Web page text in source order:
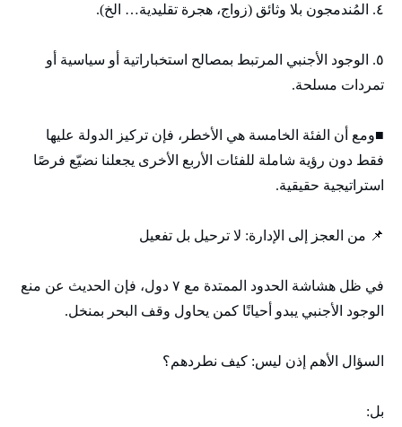
٤. المُندمجون بلا وثائق (زواج، هجرة تقليدية… الخ).
٥. الوجود الأجنبي المرتبط بمصالح استخباراتية أو سياسية أو
تمردات مسلحة.
■ومع أن الفئة الخامسة هي الأخطر، فإن تركيز الدولة عليها
فقط دون رؤية شاملة للفئات الأربع الأخرى يجعلنا نضيّع فرصًا
استراتيجية حقيقية.
📌 من العجز إلى الإدارة: لا ترحيل بل تفعيل
في ظل هشاشة الحدود الممتدة مع ٧ دول، فإن الحديث عن منع
الوجود الأجنبي يبدو أحيانًا كمن يحاول وقف البحر بمنخل.
السؤال الأهم إذن ليس: كيف نطردهم؟
بل: